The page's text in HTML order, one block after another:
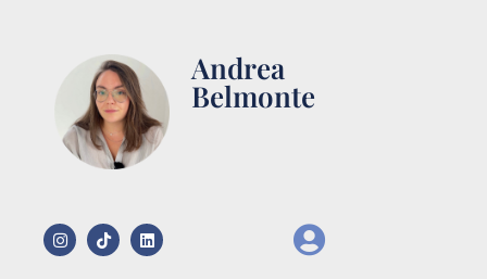
Andrea
Belmonte